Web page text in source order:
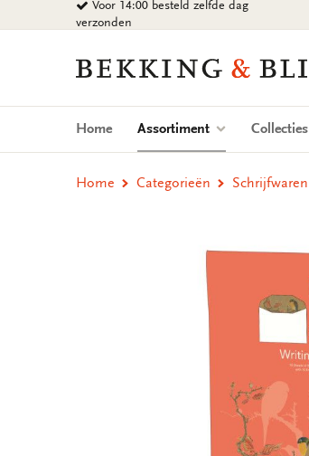
naar
Voor 14:00 besteld zelfde dag
verzonden
Bekking
Blitz
Uitgevers
Home Assortiment (current)Collecties
Home Categorieën Schrijfwaren